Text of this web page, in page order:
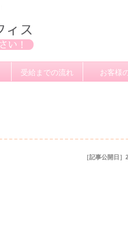
受給までの流れ お客様
［記事公開日